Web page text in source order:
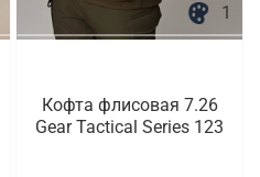
1
Кофта флисовая 7.26
Gear Tactical Series 123